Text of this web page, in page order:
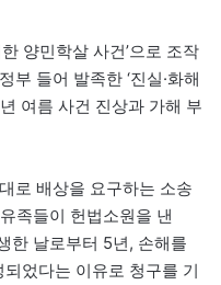
양민학살 사건’으로 조작
부 들어 발족한 ‘진실·화해
여름 사건 진상과 가해 부
로 배상을 요구하는 소송
족들이 헌법소원을 낸
한 날로부터 5년, 손해를
었다는 이유로 청구를 기